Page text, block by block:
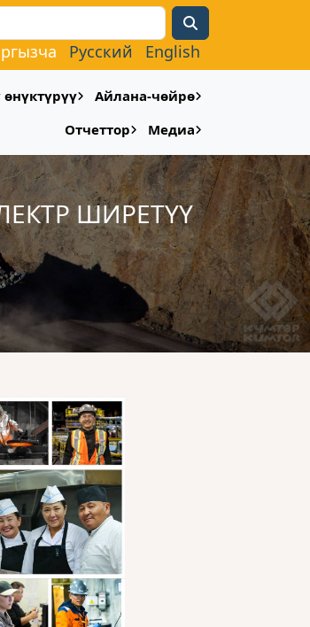
Search
Русский English
өнүктүрүү
Айлана-чөйрө
Отчеттор
Медиа
ШИРЕТҮҮ